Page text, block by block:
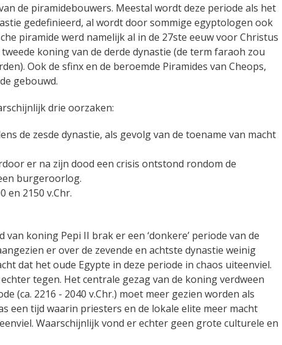
de piramidebouwers. Meestal wordt deze periode als het
gedefinieerd, al wordt door sommige egyptologen ook
piramide werd namelijk al in de 27ste eeuw voor Christus
koning van de derde dynastie (de term faraoh zou
Ook de sfinx en de beroemde Piramides van Cheops,
gebouwd.
drie oorzaken:
de zesde dynastie, als gevolg van de toename van macht
er na zijn dood een crisis ontstond rondom de
burgeroorlog.
en 2150 v.Chr.
koning Pepi II brak er een ‘donkere’ periode van de
er over de zevende en achtste dynastie weinig
dat het oude Egypte in deze periode in chaos uiteenviel.
tegen. Het centrale gezag van de koning verdween
(ca. 2216 - 2040 v.Chr.) moet meer gezien worden als
een tijd waarin priesters en de lokale elite meer macht
Waarschijnlijk vond er echter geen grote culturele en